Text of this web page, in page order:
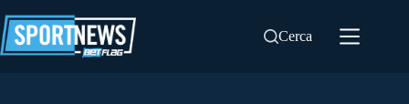
al
contenuto
Cerca